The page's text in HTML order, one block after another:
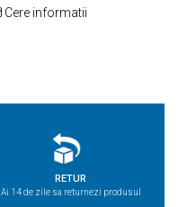
Cere informatii
RETUR
Ai 14 de zile sa returnezi produsul